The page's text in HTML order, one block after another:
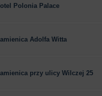
Polonia Palace
Adolfa Witta
przy ulicy Wilczej 25